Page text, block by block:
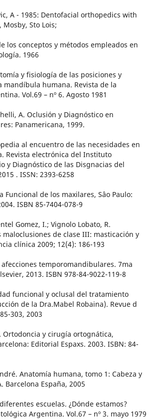
A - 1985: Dentofacial orthopedics with
Sto Lois;
los conceptos y métodos empleados en
1966
y fisiología de las posiciones y
humana. Revista de la
Vol.69 – nº 6. Agosto 1981
A. Oclusión y Diagnóstico en
Panamericana, 1999.
al encuentro de las necesidades en
Revista electrónica del Instituto
y Diagnóstico de las Disgnacias del
. ISSN: 2393-6258
Funcional de los maxilares, Sâo Paulo:
ISBN 85-7404-078-9
Gomez, I.; Vignolo Lobato, R.
de clase III: masticación y
clínica 2009; 12(4): 186-193
afecciones temporomandibulares. 7ma
2013. ISBN 978-84-9022-119-8
funcional y oclusal del tratamiento
de la Dra.Mabel Robaina). Revue d
303, 2003
Ortodoncia y cirugía ortognática,
Editorial Espaxs. 2003. ISBN: 84-
Anatomía humana, tomo 1: Cabeza y
Barcelona España, 2005
escuelas. ¿Dónde estamos?
Argentina. Vol.67 – nº 3. mayo 1979